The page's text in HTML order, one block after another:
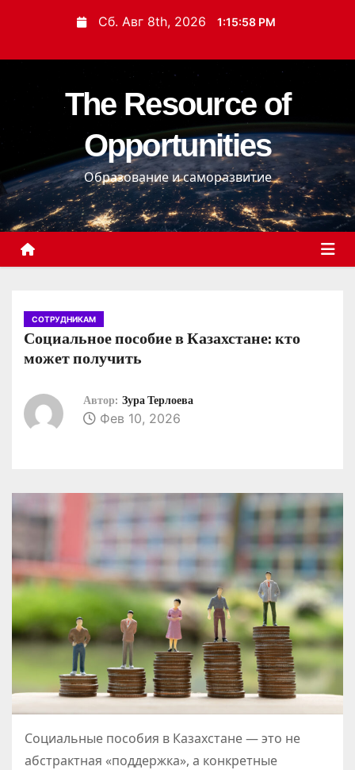
и
с
о
д
Сб. Авг 8th, 2026 1:15:59 PM
The Resource of
Opportunities
Образование и саморазвитие
СОТРУДНИКАМ
Социальное пособие в Казахстане: кто
может получить
Автор: Зура Терлоева
Фев 10, 2026
Социальные пособия в Казахстане — это не
абстрактная «поддержка», а конкретные